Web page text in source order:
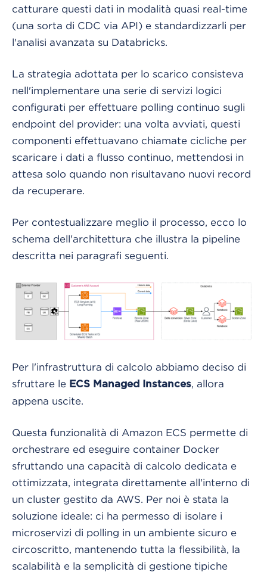
catturare questi dati in modalità quasi real-time
(una sorta di CDC via API) e standardizzarli per
l'analisi avanzata su Databricks.
La strategia adottata per lo scarico consisteva
nell'implementare una serie di servizi logici
configurati per effettuare polling continuo sugli
endpoint del provider: una volta avviati, questi
componenti effettuavano chiamate cicliche per
scaricare i dati a flusso continuo, mettendosi in
attesa solo quando non risultavano nuovi record
da recuperare.
Per contestualizzare meglio il processo, ecco lo
schema dell'architettura che illustra la pipeline
descritta nei paragrafi seguenti.
Per l'infrastruttura di calcolo abbiamo deciso di
sfruttare le ECS Managed Instances, allora
appena uscite.
Questa funzionalità di Amazon ECS permette di
orchestrare ed eseguire container Docker
sfruttando una capacità di calcolo dedicata e
ottimizzata, integrata direttamente all'interno di
un cluster gestito da AWS. Per noi è stata la
soluzione ideale: ci ha permesso di isolare i
microservizi di polling in un ambiente sicuro e
circoscritto, mantenendo tutta la flessibilità, la
scalabilità e la semplicità di gestione tipiche